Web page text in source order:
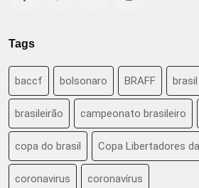
Tags
baccf bolsonaro BRAFF brasil
brasileirão campeonato brasileiro
copa do brasil Copa Libertadores
coronavirus coronavírus